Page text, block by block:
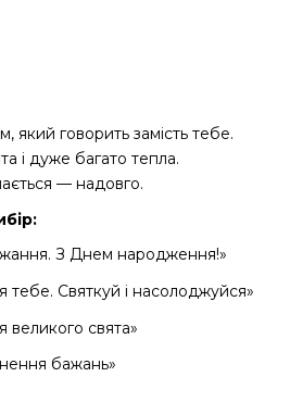
який говорить замість тебе.
і дуже багато тепла.
— надовго.
З Днем народження!»
тебе. Святкуй і насолоджуйся»
великого свята»
бажань»